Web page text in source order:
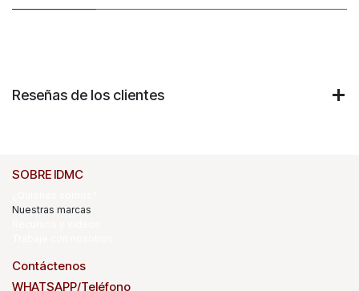
Reseñas de los clientes
SOBRE IDMC
Nuestras marcas
Contáctenos
WHATSAPP/Teléfono